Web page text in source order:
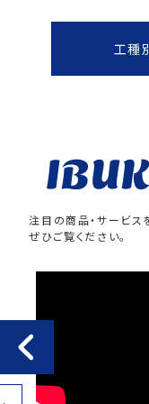
工種
注目の商品・サービス
ぜひご覧ください。